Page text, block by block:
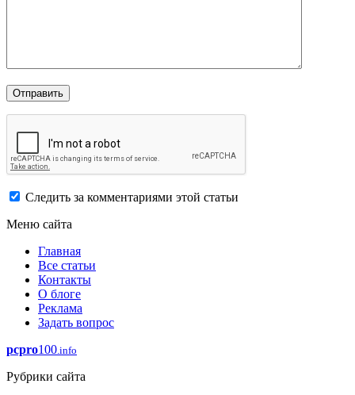
Следить за комментариями этой статьи
Меню сайта
Главная
Все статьи
Контакты
О блоге
Реклама
Задать вопрос
pcpro100 .info
Рубрики сайта